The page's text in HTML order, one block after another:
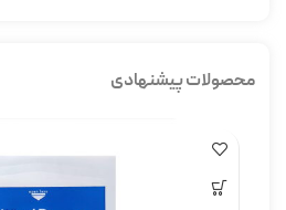
محصولات پیشنهادی